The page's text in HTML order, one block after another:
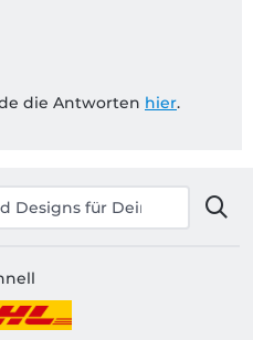
die Antworten hier.